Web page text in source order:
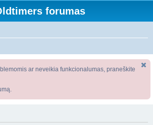
forumas
ar neveikia funkcionalumas, praneškite